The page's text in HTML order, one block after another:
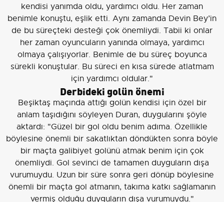
kendisi yanımda oldu, yardımcı oldu. Her zaman
benimle konuştu, eşlik etti. Aynı zamanda Devin Bey’in
de bu süreçteki desteği çok önemliydi. Tabii ki onlar
her zaman oyuncuların yanında olmaya, yardımcı
olmaya çalışıyorlar. Benimle de bu süreç boyunca
sürekli konuştular. Bu süreci en kısa sürede atlatmam
için yardımcı oldular."
Derbideki golün önemi
Beşiktaş maçında attığı golün kendisi için özel bir
anlam taşıdığını söyleyen Duran, duygularını şöyle
aktardı: "Güzel bir gol oldu benim adıma. Özellikle
böylesine önemli bir sakatlıktan döndükten sonra böyle
bir maçta galibiyet golünü atmak benim için çok
önemliydi. Gol sevinci de tamamen duyguların dışa
vurumuydu. Uzun bir süre sonra geri dönüp böylesine
önemli bir maçta gol atmanın, takıma katkı sağlamanın
vermiş olduğu duyguların dışa vurumuydu."